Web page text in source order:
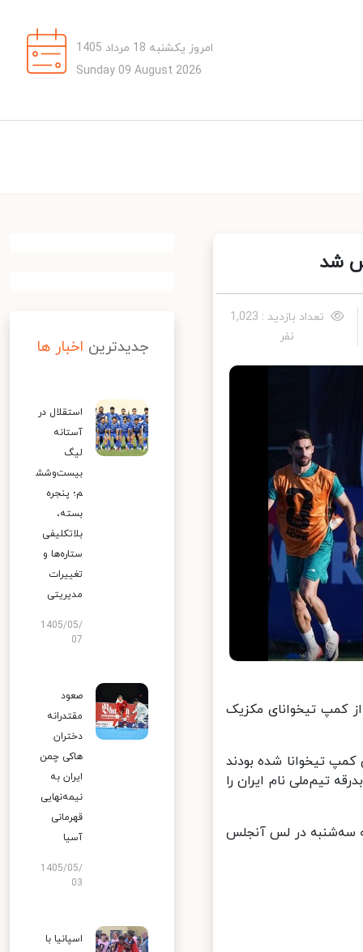
امروز یکشنبه 18 مرداد 1405
Sunday 09 August 2026
شد
تعداد بازدید : 1,023
نفر
ایران برای برگزاری نخستین دیدار خود در جام جهانی ۲۰۲۶ از کمپ تیخوانای مکزیک
تیخوانا شده بودند
تیم‌ملی نام ایران را
دیدار خود در جام جهانی از ساعت۴:۳۰ دقیقه سه‌شنبه در لس آنجلس
جدیدترین اخبار ها
استقلال در
آستانه
لیگ
بیست‌وشش
م؛ پنجره
بسته،
بلاتکلیفی
ستاره‌ها و
تغییرات
مدیریتی
1405/05/
07
صعود
مقتدرانه
دختران
هاکی چمن
ایران به
نیمه‌نهایی
قهرمانی
آسیا
1405/05/
03
اسپانیا با